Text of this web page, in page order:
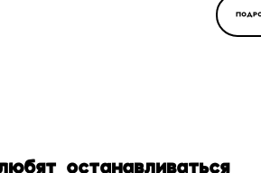
останавливаться